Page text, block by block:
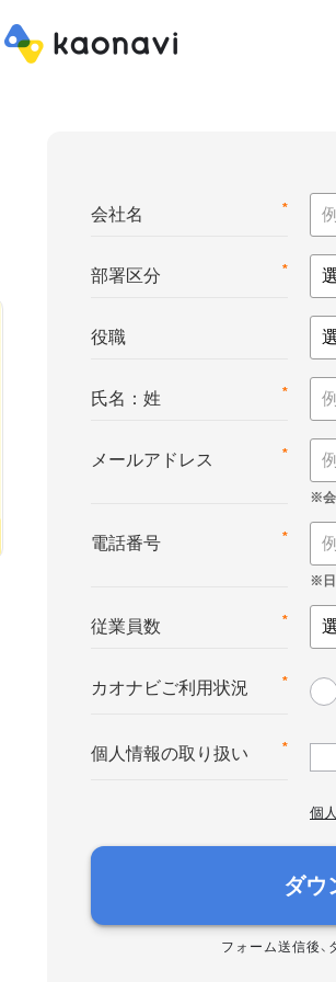
*
会社名
*
部署区分
役職
*
氏名：姓
*
メールアドレス
*
電話番号
*
従業員数
*
カオナビご利用状況
*
個人情報の取り扱い
個
ダウ
フォーム送信後